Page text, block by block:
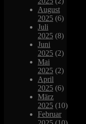
August
2025 (6)
Juli
2025 (8)
Juni
2025 (2)
Mai
2025 (2)
April
2025 (6)
März
2025 (10)
Februar